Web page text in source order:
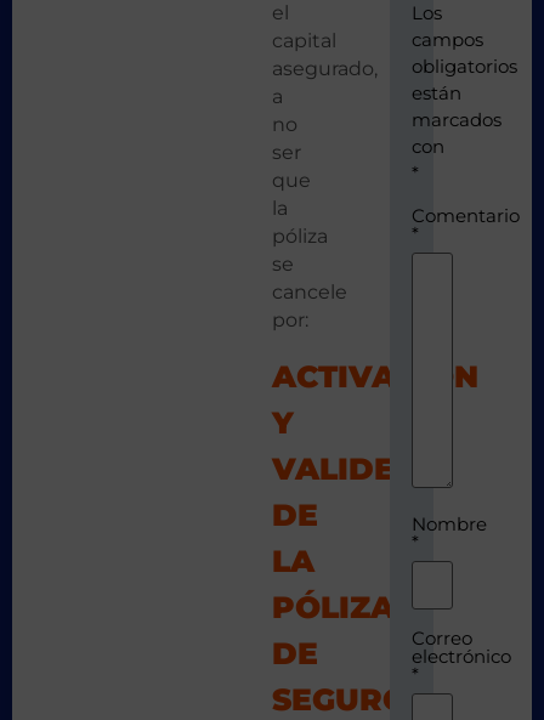
el
capital
asegurado,
a
no
ser
que
la
póliza
se
cancele
por:
ACTIVACIÓN
Y
VALIDEZ
DE
LA
PÓLIZA
DE
SEGURO
Los
campos
obligatorios
están
marcados
con
*
Comentario
*
Nombre
*
Correo
electrónico
*